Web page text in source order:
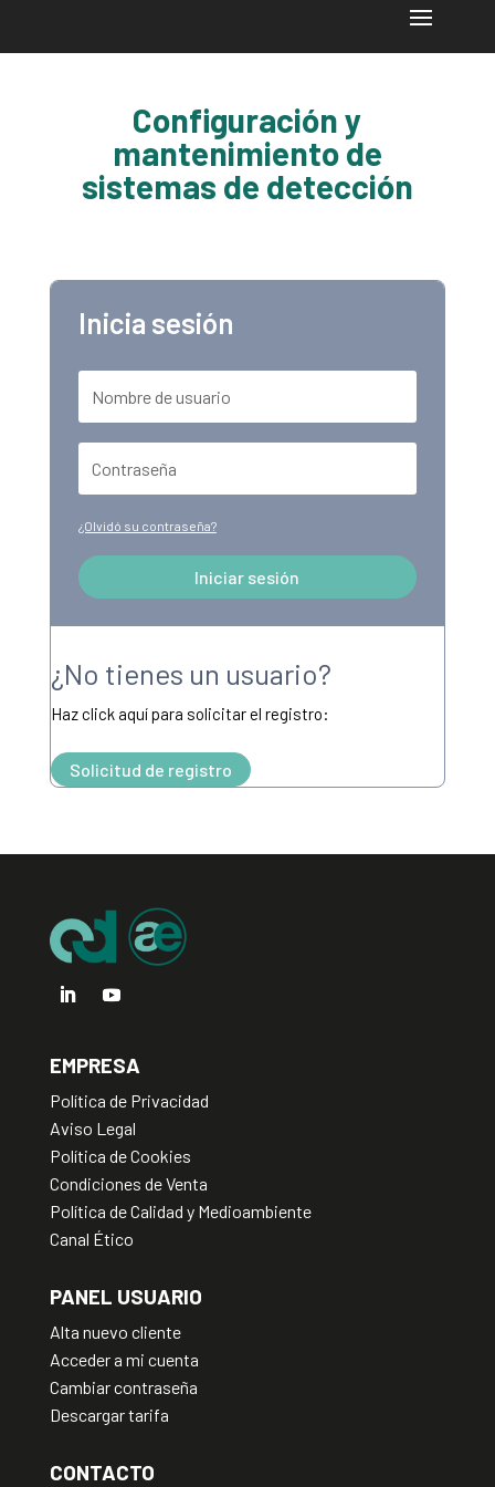
Configuración y
mantenimiento de
sistemas de detección
Inicia sesión
¿Olvidó su contraseña?
Iniciar sesión
¿No tienes un usuario?
Haz click aquí para solicitar el registro:
Solicitud de registro
EMPRESA
Política de Privacidad
Aviso Legal
Política de Cookies
Condiciones de Venta
Política de Calidad y Medioambiente
Canal Ético
PANEL USUARIO
Alta nuevo cliente
Acceder a mi cuenta
Cambiar contraseña
Descargar tarifa
CONTACTO